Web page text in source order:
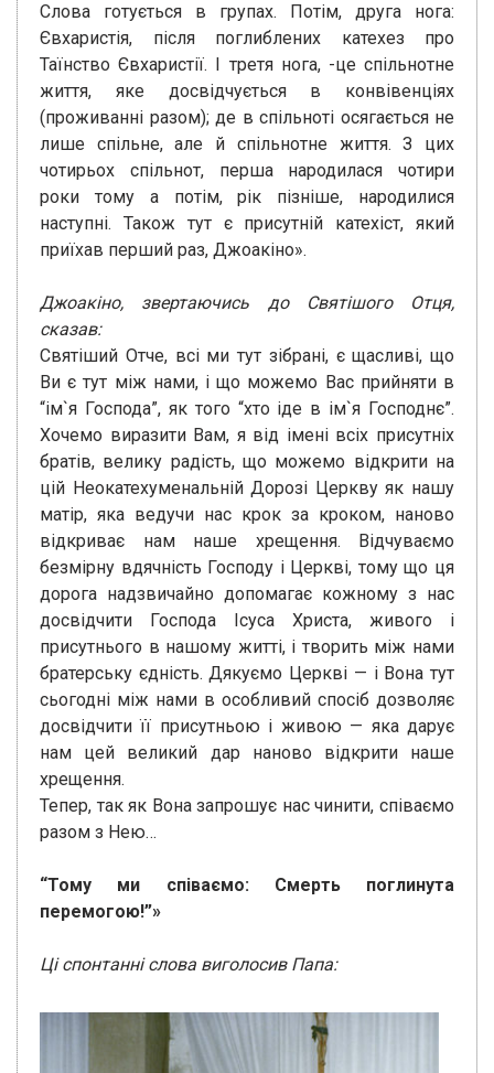
Слова готується в групах. Потім, друга нога:
Євхаристія, після поглиблених катехез про
Таїнство Євхаристії. І третя нога, -це спільнотне
життя, яке досвідчується в конвівенціях
(проживанні разом); де в спільноті осягається не
лише спільне, але й спільнотне життя. З цих
чотирьох спільнот, перша народилася чотири
роки тому а потім, рік пізніше, народилися
наступні. Також тут є присутній катехіст, який
приїхав перший раз, Джоакіно».
Джоакіно, звертаючись до Святішого Отця,
сказав:
Святіший Отче, всі ми тут зібрані, є щасливі, що
Ви є тут між нами, і що можемо Вас прийняти в
“ім`я Господа”, як того “хто іде в ім`я Господнє”.
Хочемо виразити Вам, я від імені всіх присутніх
братів, велику радість, що можемо відкрити на
цій Неокатехуменальній Дорозі Церкву як нашу
матір, яка ведучи нас крок за кроком, наново
відкриває нам наше хрещення. Відчуваємо
безмірну вдячність Господу і Церкві, тому що ця
дорога надзвичайно допомагає кожному з нас
досвідчити Господа Ісуса Христа, живого і
присутнього в нашому житті, і творить між нами
братерську єдність. Дякуємо Церкві — і Вона тут
сьогодні між нами в особливий спосіб дозволяє
досвідчити її присутньою і живою — яка дарує
нам цей великий дар наново відкрити наше
хрещення.
Тепер, так як Вона запрошує нас чинити, співаємо
разом з Нею…
“Тому ми співаємо: Смерть поглинута
перемогою!”»
Ці спонтанні слова виголосив Папа: